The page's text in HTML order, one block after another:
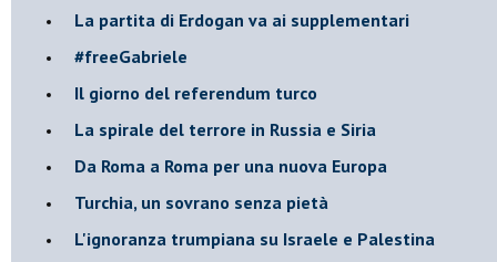
La partita di Erdogan va ai supplementari
#freeGabriele
Il giorno del referendum turco
La spirale del terrore in Russia e Siria
Da Roma a Roma per una nuova Europa
Turchia, un sovrano senza pietà
L'ignoranza trumpiana su Israele e Palestina